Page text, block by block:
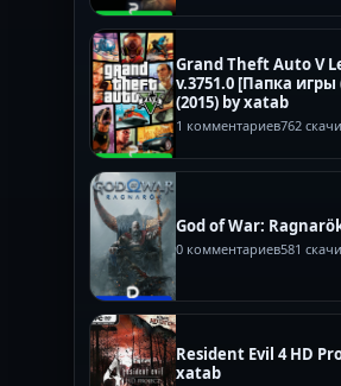
Grand Theft Auto V
v.3751.0 [Папка игры
(2015) by xatab
1 комментариев762
God of War:
0 комментариев581
Resident Evil 4 HD
xatab